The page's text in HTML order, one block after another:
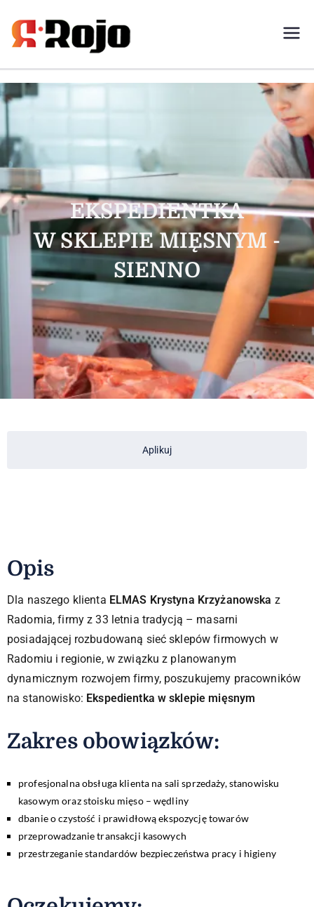
Rojo- agencja pracy świadczymy
rekrutacji między pracodawcą a
EKSPEDIENTKA
W SKLEPIE MIĘSNYM -
SIENNO
Aplikuj
Opis
Dla naszego klienta ELMAS Krystyna Krzyżanowska z
Radomia, firmy z 33 letnia tradycją – masarni
posiadającej rozbudowaną sieć sklepów firmowych w
Radomiu i regionie, w związku z planowanym
dynamicznym rozwojem firmy, poszukujemy pracowników
na stanowisko: Ekspedientka w sklepie mięsnym
Zakres obowiązków:​
profesjonalna obsługa klienta na sali sprzedaży, stanowisku
kasowym oraz stoisku mięso – wędliny
dbanie o czystość i prawidłową ekspozycję towarów
przeprowadzanie transakcji kasowych
przestrzeganie standardów bezpieczeństwa pracy i higieny